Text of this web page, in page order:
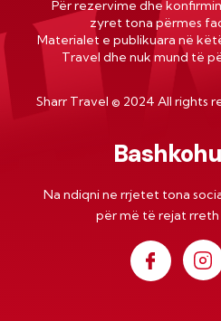
Për rezervime dhe
zyret tona përmes
Materialet e publikuara në
Travel dhe nuk mund të
Sharr Travel © 2024 All rights
Na ndiqni ne rrjetet tona
për më të rejat